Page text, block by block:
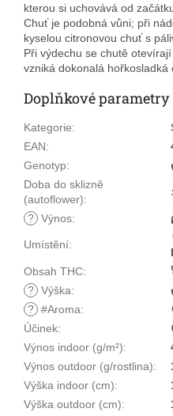
kterou si uchovává od
Chuť je podobná vůni; při
kyselou citronovou chuť s
Při výdechu se chutě
vzniká dokonalá hořkosladká
Doplňkové parametry
Kategorie:
EAN:
Genotyp:
Doba do sklizně
(autoflower):
? Výnos:
Umístění:
Obsah THC:
? Výška:
? #Aroma:
Účinek:
Výnos indoor (g/m²):
Výnos outdoor (g/rostlina):
Výška indoor (cm):
Výška outdoor (cm):